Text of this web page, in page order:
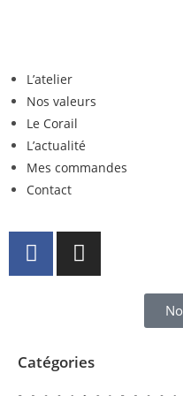
L’atelier
Nos valeurs
Le Corail
L’actualité
Mes commandes
Contact
Catégories